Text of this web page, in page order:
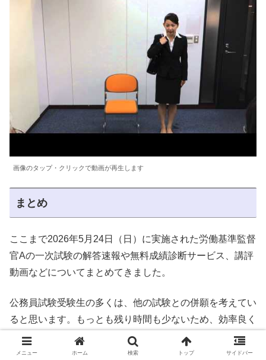
画像のタップ・クリックで動画が再生します
まとめ
ここまで2026年5月24日（日）に実施された労働基準監督
官Aの一次試験の解答速報や無料成績診断サービス、講評
動画などについてまとめてきました。
公務員試験受験生の多くは、他の試験との併願を考えてい
ると思います。もっとも残り時間も少ないため、効率良く
試験分析など情報を掴みたいもの。
メニュー ホーム 検索 トップ サイドバー